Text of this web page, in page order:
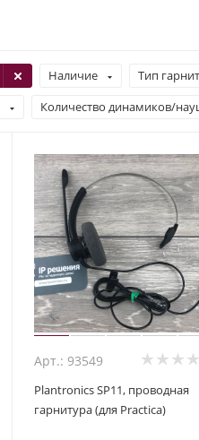
Наличие Тип
Количество динамиков/
Арт.: 93549
Plantronics SP11, проводная
гарнитура (для Practica)